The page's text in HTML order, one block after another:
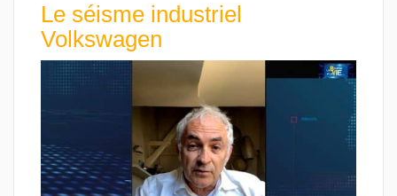
Le séisme industriel
Volkswagen